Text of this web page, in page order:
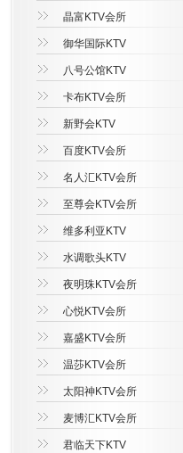
晶富KTV会所
御华国际KTV
八号公馆KTV
卡布KTV会所
新野会KTV
百度KTV会所
名人汇KTV会所
至尊会KTV会所
维多利亚KTV
水调歌头KTV
夜明珠KTV会所
心悦KTV会所
嘉盛KTV会所
温莎KTV会所
太阳神KTV会所
麦博汇KTV会所
君临天下KTV